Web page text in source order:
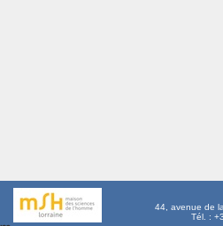
44, avenue de
Tél. :